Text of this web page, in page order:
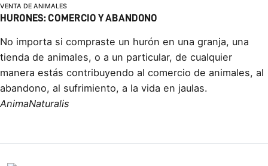
VENTA DE ANIMALES
HURONES: COMERCIO Y ABANDONO
No importa si compraste un hurón en una granja, una
tienda de animales, o a un particular, de cualquier
manera estás contribuyendo al comercio de animales, al
abandono, al sufrimiento, a la vida en jaulas.
AnimaNaturalis